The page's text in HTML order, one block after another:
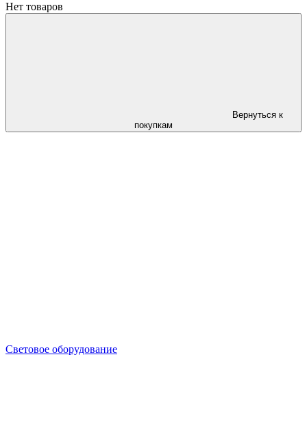
Нет товаров
Вернуться к
покупкам
Световое оборудование